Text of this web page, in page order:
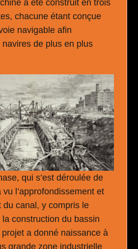
a été construit en trois
chacune étant conçue
navigable afin
navires de plus en plus
qui s’est déroulée de
l’approfondissement et
du canal, y compris le
construction du bassin
a donné naissance à
grande zone industrielle